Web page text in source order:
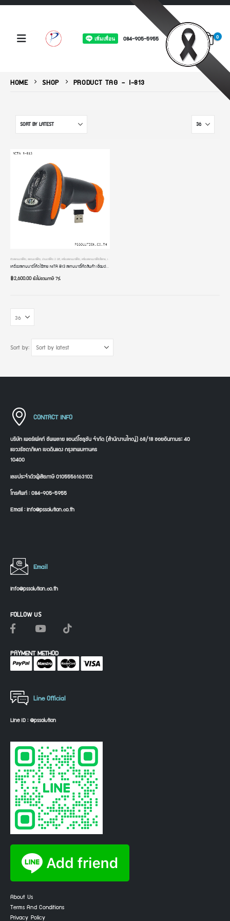
084-905-5955 0
HOME SHOP PRODUCT TAG - I-813
ตัวสแกนบาร์โค้ด สแกนบาร์โค้ด อ่านบาร์โค้ด 2 มิติ เครื่องสแกนบาร์โค้ด เครื่องสแกนบาร์โค้ดไร้สาย เครื่องอ่านบาร์โค้ด
เครื่องสแกนบาร์โค้ดไร้สาย NITA i813 สแกนบาร์โค้ดสินค้า เชื่อมต่อผ่าน USB Dongle สลับภาษาอัตโนมัติ เครื่องอ่านคิวอาร์โค้ด หัวอ่าน 2 มิติ
฿2,600.00ยังไม่รวมภาษี 7%
Sort by:
CONTACT INFO
บริษัท เพอร์เฟคท์ ซัพพลาย แอนด์โซลูชัน จำกัด (สำนักงานใหญ่) 68/18 ซอยอินทามระ 40
แขวงรัชดาภิเษก เขตดินแดง กรุงเทพมหานคร
10400
เลขประจำตัวผู้เสียภาษี 0105556163102
โทรศัพท์ : 084-905-5955
Email : info@pssolution.co.th
Line Official
Line ID : @pssolution
About Us
Terms And Conditions
Privacy Policy
Email
info@pssolution.co.th
FOLLOW US
PAYMENT METHOD